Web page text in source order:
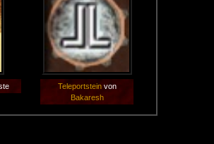
Teleportsteinvon
Bakaresh